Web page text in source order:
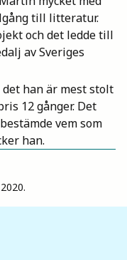
till litteratur.
och det ledde till
av Sveriges
han är mest stolt
12 gånger. Det
vem som
han.